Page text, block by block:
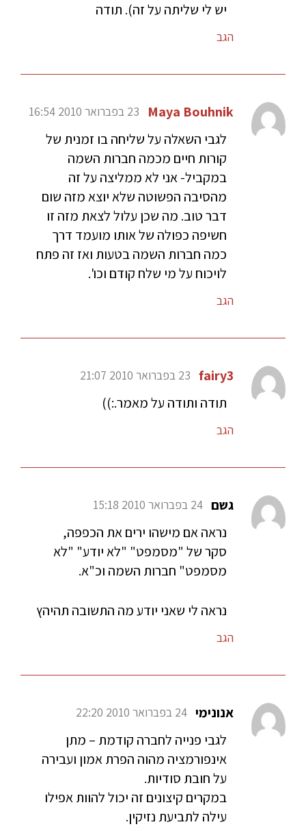
יש לי שליתה על זה). תודה
הגב
Maya Bouhnik 23 בפברואר 2010 16:54
לגבי השאלה על שליחה בו זמנית של
קורות חיים מכמה חברות השמה
במקביל- אני לא ממליצה על זה
מהסיבה הפשוטה שלא יוצא מזה שום
דבר טוב. מה שכן עלול לצאת מזה זו
חשיפה כפולה של אותו מועמד דרך
כמה חברות השמה בטעות ואז זה פתח
לויכוח על מי שלח קודם וכו'.
הגב
fairy3 23 בפברואר 2010 21:07
תודה ותודה על מאמר.:))
הגב
גשם 24 בפברואר 2010 15:18
נראה אם מישהו ירים את הכפפה,
סקר של "מסמפט" "לא יודע" "לא
מסמפט" חברות השמה וכ"א.
נראה לי שאני יודע מה התשובה תהיהץ
הגב
אנונימי 24 בפברואר 2010 22:20
לגבי פנייה לחברה קודמת – מתן
אינפורמציה מהוה הפרת אמון ועבירה
על חובת סודיות.
במקרים קיצונים זה יכול להוות אפילו
עילה לתביעת נזיקין.